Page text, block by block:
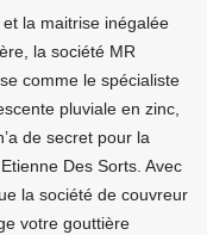
la maitrise inégalée
la société MR
comme le spécialiste
pluviale en zinc,
de secret pour la
Des Sorts. Avec
la société de couvreur
votre gouttière